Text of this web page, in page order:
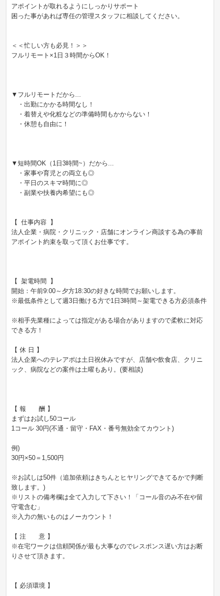
アポイントが取れるようにしっかりサポート
困った事があれば専任の管理スタッフに相談してください。
＜＜忙しい方も必見！＞＞
フルリモート×1日３時間からOK！
▼フルリモートだから...
・出勤にかかる時間なし！
・着替えや化粧などの準備時間もかからない！
・休憩も自由に！
▼短時間OK（1日3時間~）だから...
・家事や育児との両立も◎
・平日のスキマ時間に◎
・副業や扶養内希望にも◎
【 仕事内容 】
法人企業・病院・クリニック・店舗にオンライン商談する為の事前
アポイント約束を取って頂くお仕事です。
【 架電時間 】
開始：午前9:00～夕方18:30の好きな時間でお願いします。
※最低条件として週3日働ける方で1日3時間～架電できる方必須条件
※相手先業種によっては指定がある場合がありますので柔軟に対応
できる方！
【 休 日 】
法人企業へのテレアポは土日祝休みですが、店舗や飲食店、クリニ
ック、病院などの案件は土曜もあり。(要相談)
【 報 酬 】
まずはお試し50コール
1コール 30円(不通・留守・FAX・番号無効全てカウント)
例)
30円×50＝1,500円
※お試しは50件（追加依頼はきちんとヒヤリングできてるかで判断
致します。)
※リストの備考欄は全て入力して下さい！「コール音のみ不在や留
守電含む」
※入力の無いものはノーカウント！
【 注 意 】
※在宅ワークは信頼関係が最も大事なのでレスポンス遅い方はお断
りさせて頂きます。
【 必須環境 】